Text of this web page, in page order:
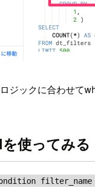
ジックに合わせて
使ってみる